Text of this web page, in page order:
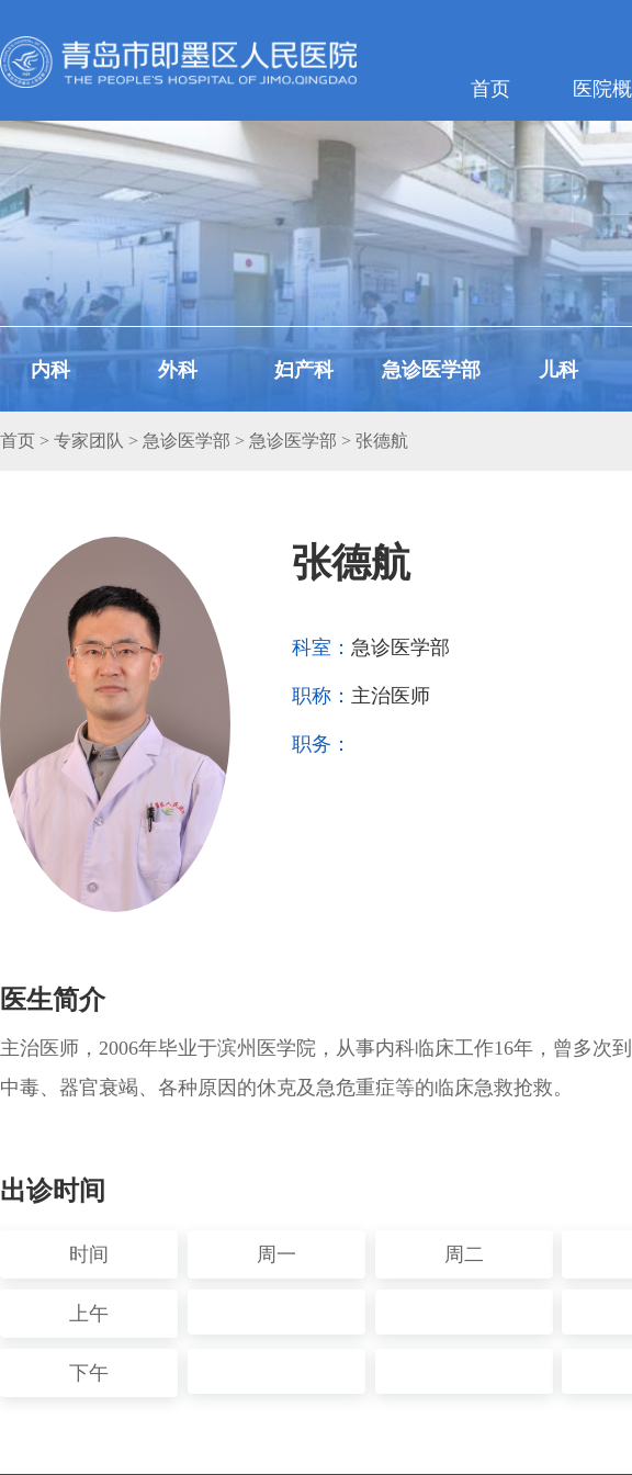
首页 医院
内科 外科 妇产科 急诊医学部 儿科
首页 > 专家团队 > 急诊医学部 > 急诊医学部 > 张德航
张德航
科室： 急诊医学部
职称： 主治医师
职务：
医生简介
主治医师，2006年毕业于滨州医学院，从事内科临床工作16年，曾多
中毒、器官衰竭、各种原因的休克及急危重症等的临床急救抢救。
出诊时间
时间 周一 周二
上午
下午